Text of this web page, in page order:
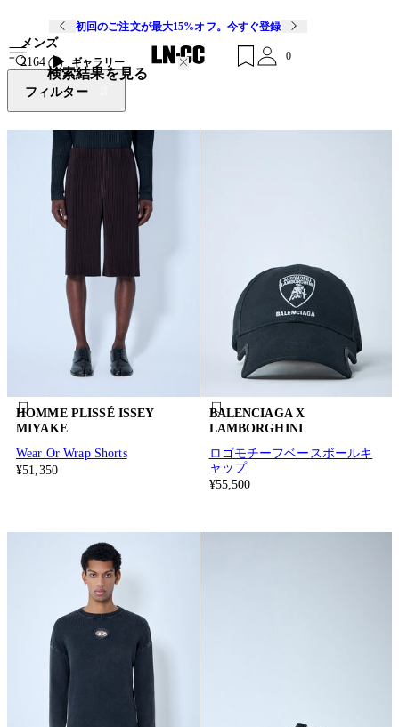
初回のご注文が最大15%オフ。今すぐ登録
検索結果を見る
0
メンズ
2164
ギャラリー
フィルター
HOMME PLISSÉ ISSEY
MIYAKE
Wear Or Wrap Shorts
¥51,350
BALENCIAGA X
LAMBORGHINI
ロゴモチーフベースボールキ
ャップ
¥55,500